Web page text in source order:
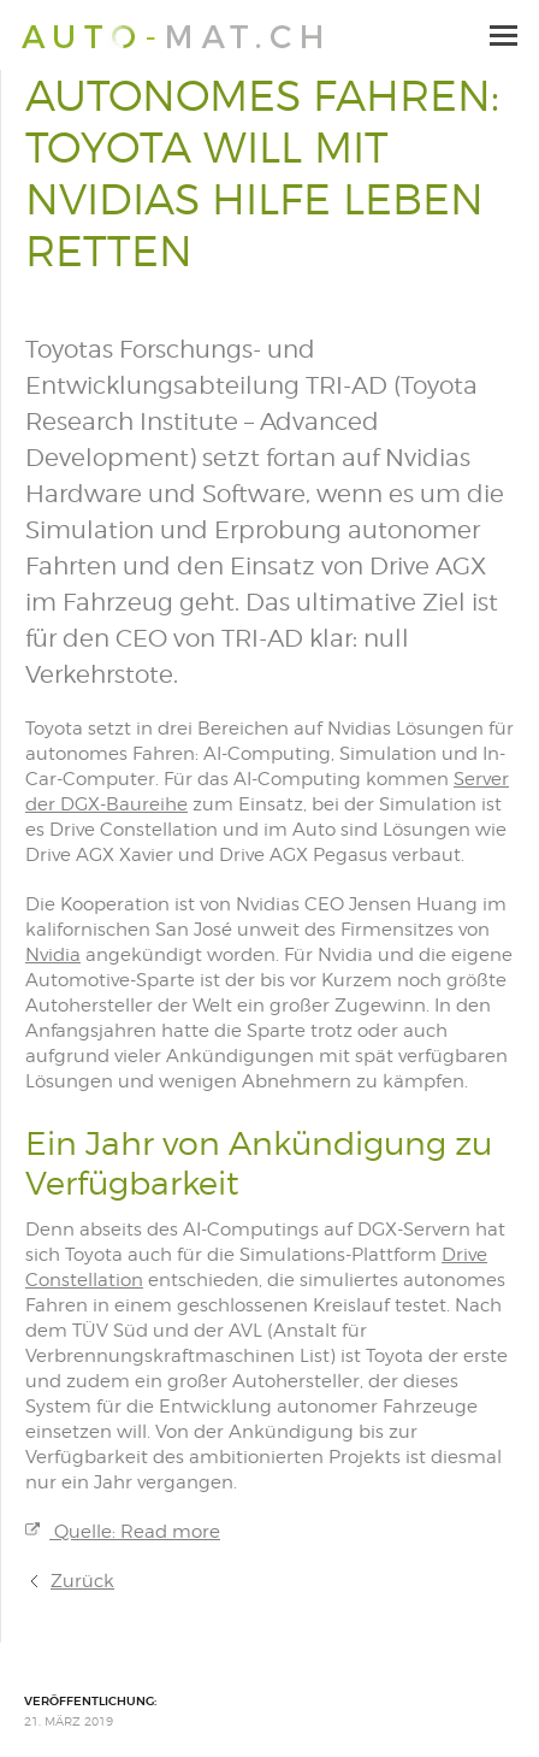
AUTONOMES FAHREN:
TOYOTA WILL MIT
NVIDIAS HILFE LEBEN
RETTEN
Toyotas Forschungs- und
Entwicklungsabteilung TRI-AD (Toyota
Research Institute – Advanced
Development) setzt fortan auf Nvidias
Hardware und Software, wenn es um die
Simulation und Erprobung autonomer
Fahrten und den Einsatz von Drive AGX
im Fahrzeug geht. Das ultimative Ziel ist
für den CEO von TRI-AD klar: null
Verkehrstote.
Toyota setzt in drei Bereichen auf Nvidias Lösungen für
autonomes Fahren: AI-Computing, Simulation und In-
Car-Computer. Für das AI-Computing kommen Server
der DGX-Baureihe zum Einsatz, bei der Simulation ist
es Drive Constellation und im Auto sind Lösungen wie
Drive AGX Xavier und Drive AGX Pegasus verbaut.
Die Kooperation ist von Nvidias CEO Jensen Huang im
kalifornischen San José unweit des Firmensitzes von
Nvidia angekündigt worden. Für Nvidia und die eigene
Automotive-Sparte ist der bis vor Kurzem noch größte
Autohersteller der Welt ein großer Zugewinn. In den
Anfangsjahren hatte die Sparte trotz oder auch
aufgrund vieler Ankündigungen mit spät verfügbaren
Lösungen und wenigen Abnehmern zu kämpfen.
Ein Jahr von Ankündigung zu
Verfügbarkeit
Denn abseits des AI-Computings auf DGX-Servern hat
sich Toyota auch für die Simulations-Plattform Drive
Constellation entschieden, die simuliertes autonomes
Fahren in einem geschlossenen Kreislauf testet. Nach
dem TÜV Süd und der AVL (Anstalt für
Verbrennungskraftmaschinen List) ist Toyota der erste
und zudem ein großer Autohersteller, der dieses
System für die Entwicklung autonomer Fahrzeuge
einsetzen will. Von der Ankündigung bis zur
Verfügbarkeit des ambitionierten Projekts ist diesmal
nur ein Jahr vergangen.
Quelle: Read more
Zurück
VERÖFFENTLICHUNG:
21. MÄRZ 2019